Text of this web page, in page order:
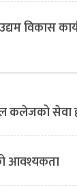
विकास
कलेजको सेवा
आवश्यकता